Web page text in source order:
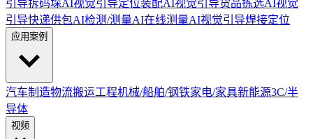
引导拆码垛AI视觉引导定位装配AI视觉引导货品拣选AI视觉
引导快递供包AI检测/测量AI在线测量AI视觉引导焊接定位
应用案例
汽车制造物流搬运工程机械/船舶/钢铁家电/家具新能源3C/半
导体
视频